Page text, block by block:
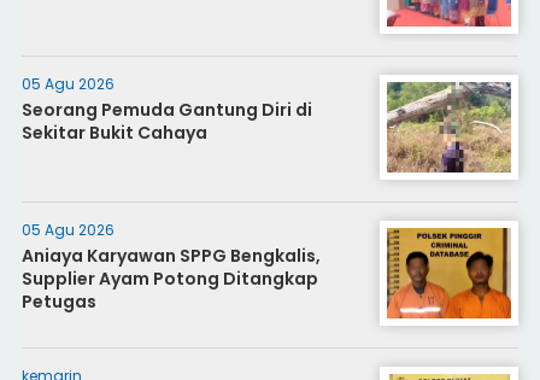
05 Agu 2026
Seorang Pemuda Gantung Diri di
Sekitar Bukit Cahaya
05 Agu 2026
Aniaya Karyawan SPPG Bengkalis,
Supplier Ayam Potong Ditangkap
Petugas
kemarin